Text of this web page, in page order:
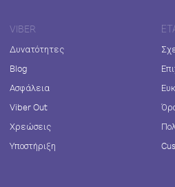
VIBER
Δυνατότητες
Blog
Ασφάλεια
Viber Out
Χρεώσεις
Υποστήριξη